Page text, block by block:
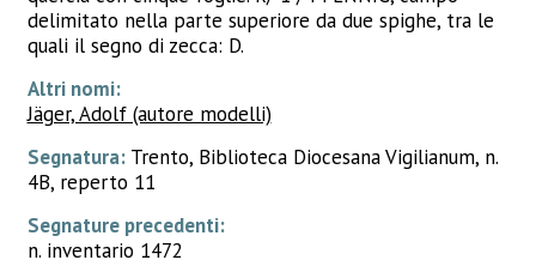
delimitato nella parte superiore da due spighe, tra le
quali il segno di zecca: D.
Altri nomi:
Jäger, Adolf (autore modelli)
Segnatura: Trento, Biblioteca Diocesana Vigilianum, n.
4B, reperto 11
Segnature precedenti:
n. inventario 1472